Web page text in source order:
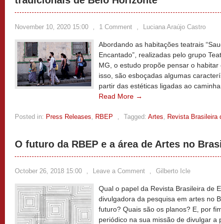
November 10, 2020 15:00 , 1 Comment , Luciana Araújo Castro
Abordando as habitações teatrais
Encantado”, realizadas pelo grupo
MG, o estudo propõe pensar o
isso, são esboçadas algumas
partir das estéticas ligadas ao
Read More →
Posted in: Press Releases, RBEP , Tagged: Artes, Revista Brasileira
O futuro da RBEP e a área de Artes no
October 26, 2018 15:00 , Leave a Comment , Gilberto Icle
Qual o papel da Revista Brasileira de
divulgadora da pesquisa em artes no
futuro? Quais são os planos? E, por
periódico na sua missão de divulgar a